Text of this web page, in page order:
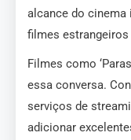
alcance do cinema
filmes
Filmes como
essa conversa.
serviços de
adicionar